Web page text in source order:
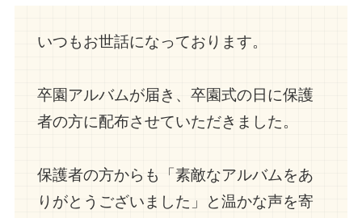
いつもお世話になっております。
卒園アルバムが届き、卒園式の日に保護
者の方に配布させていただきました。
保護者の方からも「素敵なアルバムをあ
りがとうございました」と温かな声を寄